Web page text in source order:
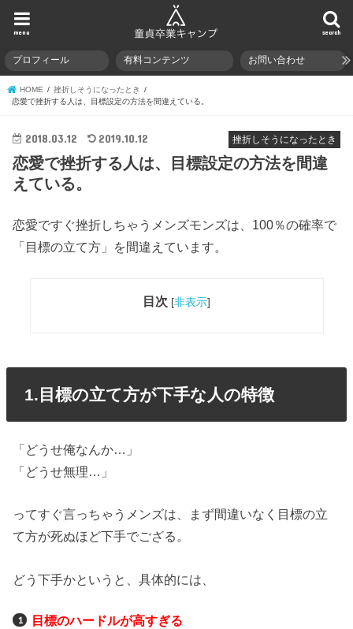
search
menu
プロフィール 有料コンテンツ お問い合わせ
HOME
挫折しそうになったとき
恋愛で挫折する人は、目標設定の方法を間違えている。
挫折しそうになったとき
2018.03.12 2019.10.12
恋愛で挫折する人は、目標設定の方法を間違
えている。
恋愛ですぐ挫折しちゃうメンズモンズは、100％の確率で
「目標の立て方」を間違えています。
目次 [非表示]
1.目標の立て方が下手な人の特徴
「どうせ俺なんか…」
「どうせ無理…」
ってすぐ言っちゃうメンズは、まず間違いなく目標の立
て方が死ぬほど下手でござる。
どう下手かというと、具体的には、
目標のハードルが高すぎる